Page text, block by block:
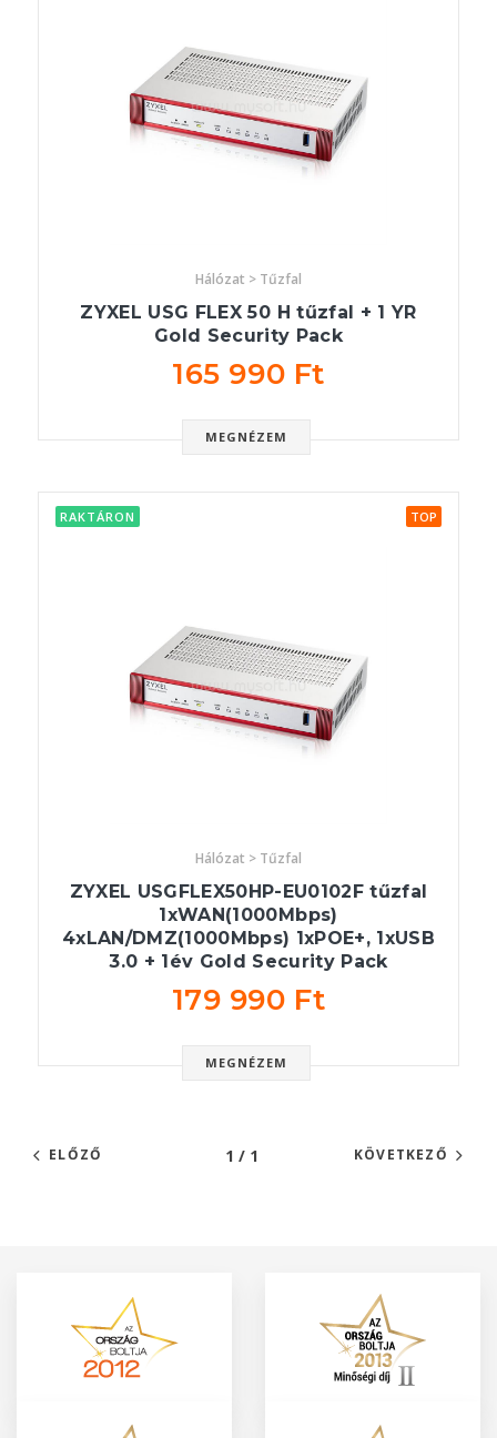
Hálózat > Tűzfal
ZYXEL USG FLEX 50 H tűzfal + 1 YR
Gold Security Pack
165 990 Ft
MEGNÉZEM
RAKTÁRON TOP
Hálózat > Tűzfal
ZYXEL USGFLEX50HP-EU0102F tűzfal
1xWAN(1000Mbps)
4xLAN/DMZ(1000Mbps) 1xPOE+, 1xUSB
3.0 + 1év Gold Security Pack
179 990 Ft
MEGNÉZEM
ELŐZŐ 1 / 1 KÖVETKEZŐ